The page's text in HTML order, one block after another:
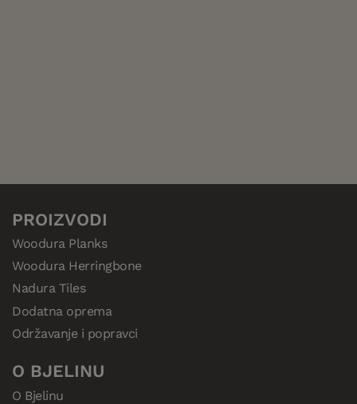
obrađuje lokalno. To rezultira kraćim prijevoznim
PROIZVODI
Woodura Planks
Woodura Herringbone
Nadura Tiles
Dodatna oprema
Održavanje i popravci
O BJELINU
O Bjelinu